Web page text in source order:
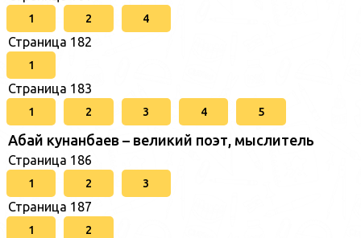
1 2 4
Страница 182
1
Страница 183
1 2 3 4 5
Абай кунанбаев – великий поэт, мыслитель
Страница 186
1 2 3
Страница 187
1 2